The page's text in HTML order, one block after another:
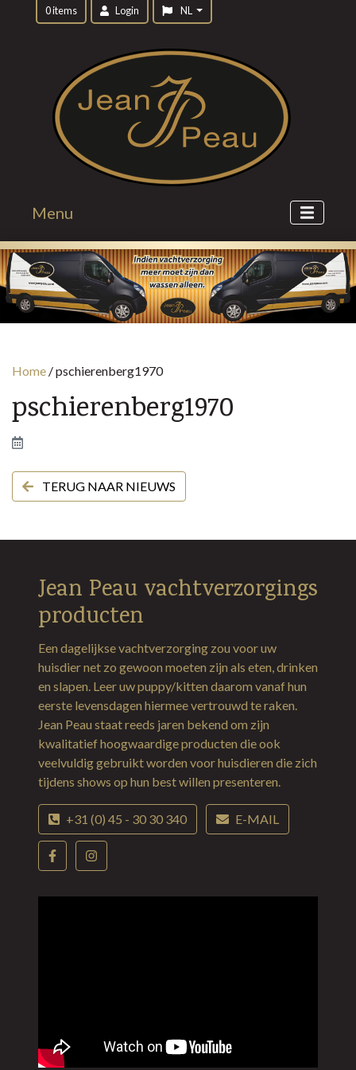
0 items Login NL
Menu
Home /pschierenberg1970
pschierenberg1970
TERUG NAAR NIEUWS
Jean Peau vachtverzorgings
producten
Een dagelijkse vachtverzorging zou voor uw
huisdier net zo gewoon moeten zijn als eten, drinken
en slapen. Leer uw puppy/kitten daarom vanaf hun
eerste levensdagen hiermee vertrouwd te raken.
Jean Peau staat reeds jaren bekend om zijn
kwalitatief hoogwaardige producten die ook
veelvuldig gebruikt worden voor huisdieren die zich
tijdens shows op hun best willen presenteren.
+31 (0) 45 - 30 30 340 E-MAIL